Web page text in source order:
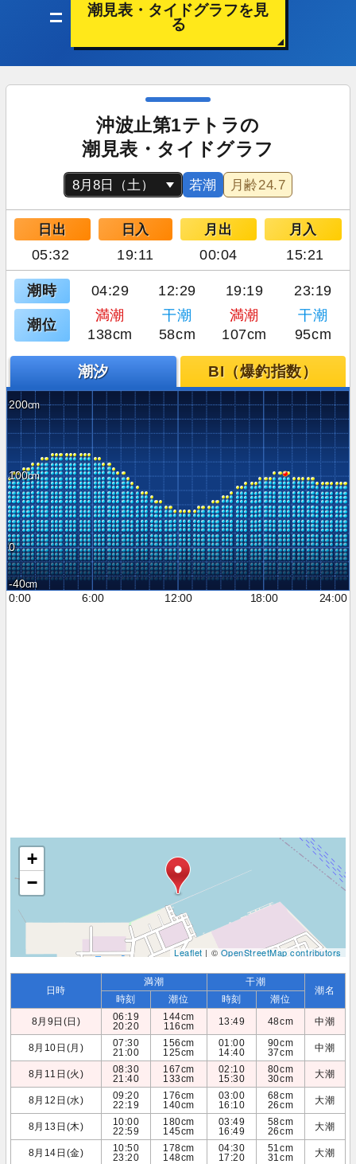
潮見表・タイドグラフを見
る
沖波止第1テトラの
潮見表・タイドグラフ
若潮 月齢24.7
日出 日入 月出 月入
05:32 19:11 00:04 15:21
潮時 04:29 12:29 19:19 23:19
潮位
満潮 干潮 満潮
干潮
138cm
58cm 107cm 95cm
潮汐 BI（爆釣指数）
200
100
0
-40
0:00
6:00 12:00 18:00 24:00
+
−
Leaflet | ©OpenStreetMap contributors
日時
満潮 干潮
潮名
時刻 潮位 時刻
潮位
8月9日(日)
06:19
20:20
144cm
116cm
13:49 48cm 中潮
8月10日(月)
07:30
21:00
156cm
125cm
01:00
14:40
90cm
37cm
中潮
8月11日(火)
08:30
21:40
167cm
133cm
02:10
15:30
80cm
30cm
大潮
8月12日(水)
09:20
22:19
176cm
140cm
03:00
16:10
68cm
26cm
大潮
8月13日(木)
10:00
22:59
180cm
145cm
03:49
16:49
58cm
26cm
大潮
8月14日(金)
10:50
23:20
178cm
148cm
04:30
17:20
51cm
31cm
大潮